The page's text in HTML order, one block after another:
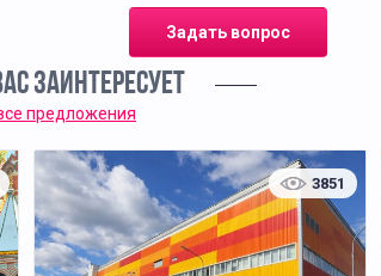
и старших классов и всех, кто
Задать вопрос
ЗАИНТЕРЕСУЕТ
предложения
3851